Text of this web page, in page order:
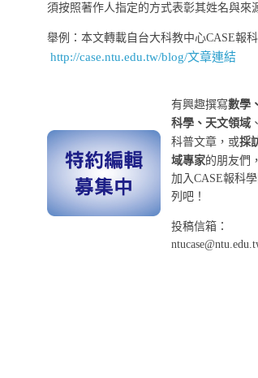
須按照著作人指定的方式表彰其姓名與來
舉例：本文轉載自台大科教中心CASE報
http://case.ntu.edu.tw/blog/文章連結
有興趣撰寫數學
科學、天文領域
科普文章，或採
域專家的朋友們
加入CASE報科
列吧！
投稿信箱：